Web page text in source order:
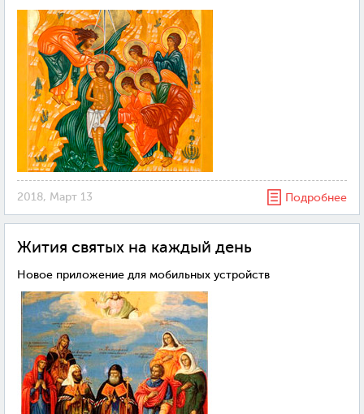
2018, Март 13 Подробнее
Жития святых на каждый день
Новое приложение для мобильных устройств